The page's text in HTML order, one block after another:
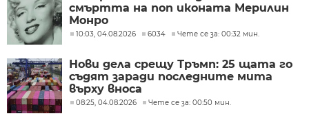
смъртта на поп иконата Мерилин
Монро
10:03, 04.08.2026 6034 Чете се за: 00:32 мин.
Нови дела срещу Тръмп: 25 щата го
съдят заради последните мита
върху вноса
08:25, 04.08.2026 Чете се за: 00:50 мин.